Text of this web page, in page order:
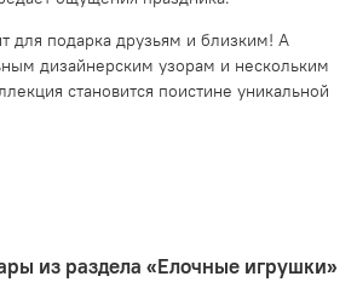
для подарка друзьям и близким! А
дизайнерским узорам и нескольким
становится поистине уникальной
из раздела «Елочные игрушки»